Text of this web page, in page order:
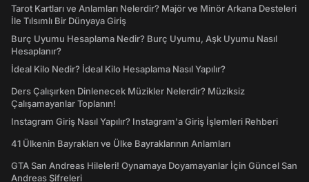
Tarot Kartları ve Anlamları Nelerdir? Majör ve Minör Arkana Desteleri
İle Tılsımlı Bir Dünyaya Giriş
Burç Uyumu Hesaplama Nedir? Burç Uyumu, Aşk Uyumu Nasıl
Hesaplanır?
İdeal Kilo Nedir? İdeal Kilo Hesaplama Nasıl Yapılır?
Ders Çalışırken Dinlenecek Müzikler Nelerdir? Müziksiz
Çalışamayanlar Toplanın!
Instagram Giriş Nasıl Yapılır? Instagram'a Giriş İşlemleri Rehberi
41 Ülkenin Bayrakları ve Ülke Bayraklarının Anlamları
GTA San Andreas Hileleri! Oynamaya Doyamayanlar İçin Güncel San
Andreas Şifreleri